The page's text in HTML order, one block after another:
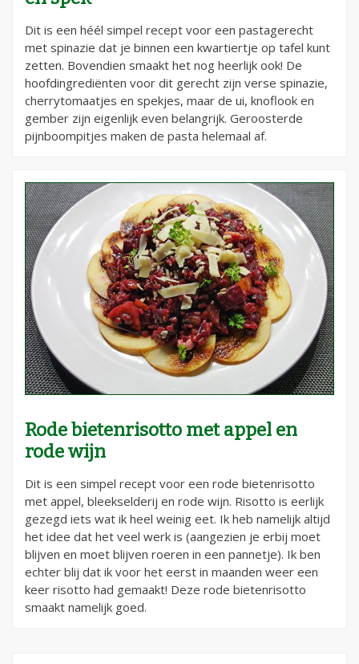
Dit is een héél simpel recept voor een pastagerecht
met spinazie dat je binnen een kwartiertje op tafel kunt
zetten. Bovendien smaakt het nog heerlijk ook! De
hoofdingrediënten voor dit gerecht zijn verse spinazie,
cherrytomaatjes en spekjes, maar de ui, knoflook en
gember zijn eigenlijk even belangrijk. Geroosterde
pijnboompitjes maken de pasta helemaal af.
Rode bietenrisotto met appel en
rode wijn
Dit is een simpel recept voor een rode bietenrisotto
met appel, bleekselderij en rode wijn. Risotto is eerlijk
gezegd iets wat ik heel weinig eet. Ik heb namelijk altijd
het idee dat het veel werk is (aangezien je erbij moet
blijven en moet blijven roeren in een pannetje). Ik ben
echter blij dat ik voor het eerst in maanden weer een
keer risotto had gemaakt! Deze rode bietenrisotto
smaakt namelijk goed.